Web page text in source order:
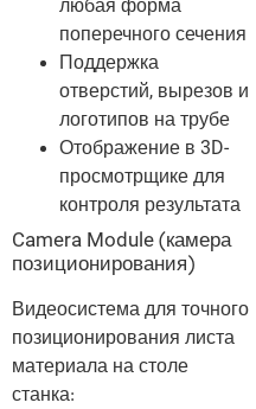
любая форма
поперечного сечения
Поддержка
отверстий, вырезов и
логотипов на трубе
Отображение в 3D-
просмотрщике для
контроля результата
Camera Module (камера
позиционирования)
Видеосистема для точного
позиционирования листа
материала на столе
станка: